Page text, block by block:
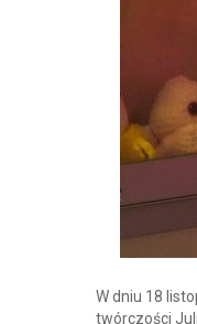
W dniu 18
twórczości